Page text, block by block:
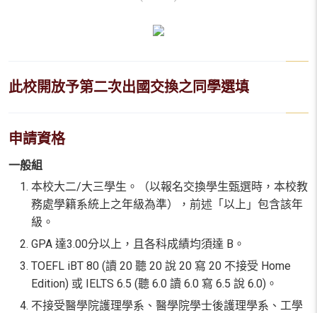
此校開放予第二次出國交換之同學選填
申請資格
一般組
本校大二/大三學生。（以報名交換學生甄選時，本校教
務處學籍系統上之年級為準），前述「以上」包含該年
級。
GPA 達3.00分以上，且各科成績均須達 B。
TOEFL iBT 80 (讀 20 聽 20 說 20 寫 20 不接受 Home
Edition) 或 IELTS 6.5 (聽 6.0 讀 6.0 寫 6.5 說 6.0)。
不接受醫學院護理學系、醫學院學士後護理學系、工學